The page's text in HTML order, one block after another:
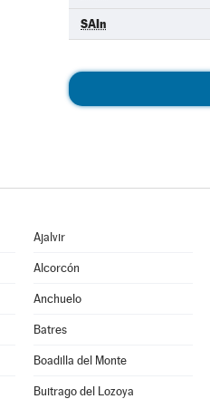
SAIn
Ajalvir
Alcorcón
Anchuelo
Batres
Boadilla del Monte
Buitrago del Lozoya